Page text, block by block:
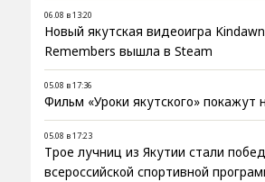
06.08 в 13:20
Новый якутская видеоигра
Remembers вышла в Steam
05.08 в 17:36
Фильм «Уроки якутского» покажут
05.08 в 17:23
Трое лучниц из Якутии стали
всероссийской спортивной